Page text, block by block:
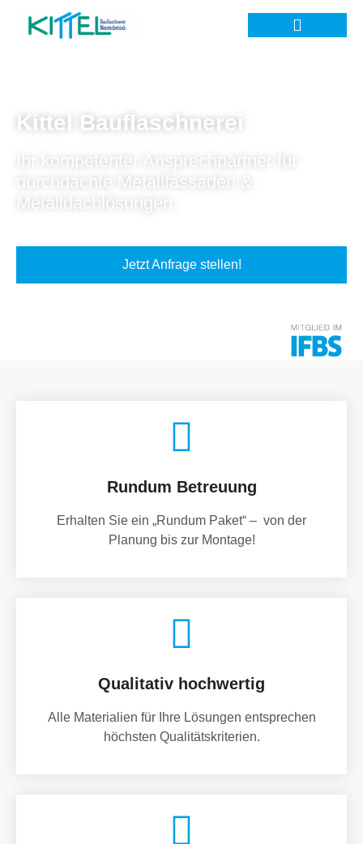
Kittel Bauflaschnerei
Ihr kompetenter Ansprechpartner für
durchdachte Metallfassaden &
Metalldachlösungen.
Jetzt Anfrage stellen!
Rundum Betreuung
Erhalten Sie ein „Rundum Paket“ – von der
Planung bis zur Montage!
Qualitativ hochwertig
Alle Materialien für Ihre Lösungen entsprechen
höchsten Qualitätskriterien.